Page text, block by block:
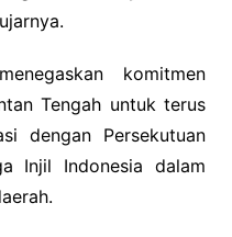
komitmen
Tengah untuk terus
dengan Persekutuan
Injil Indonesia dalam